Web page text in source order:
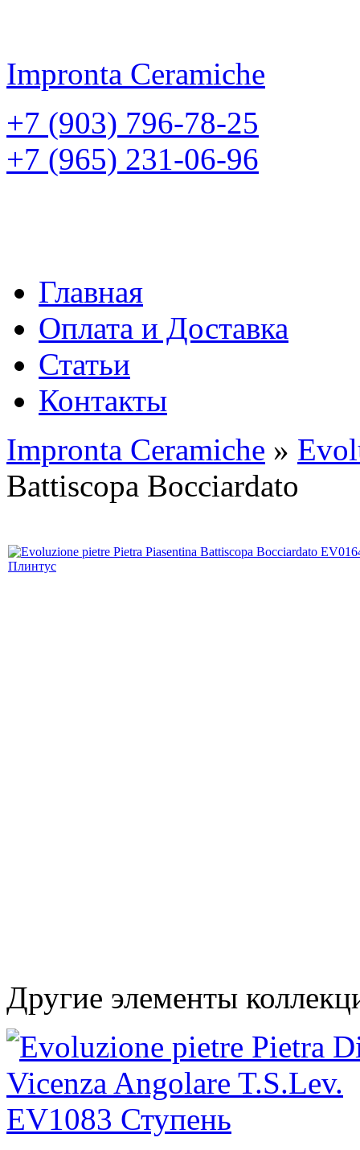
Impronta Ceramiche
+7 (903) 796-78-25
+7 (965) 231-06-96
Главная
Оплата и Доставка
Статьи
Контакты
Impronta Ceramiche »
Battiscopa Bocciardato
Другие элементы